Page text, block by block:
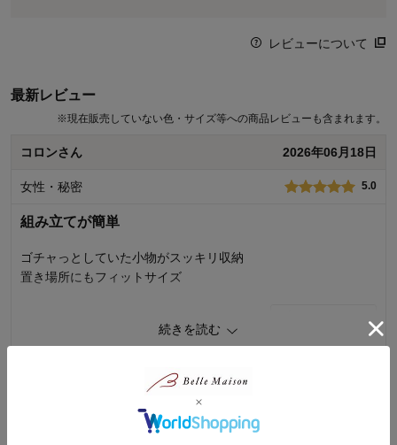
レビューについて
最新レビュー
※現在販売していない色・サイズ等への商品レビューも含まれます。
コロンさん 2026年06月18日
女性・秘密 5.0
組み立てが簡単
ゴチャっとしていた小物がスッキリ収納
置き場所にもフィットサイズ
デザイン・色
続きを読む